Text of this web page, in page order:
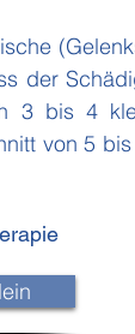
der
3 bis 4
von 5